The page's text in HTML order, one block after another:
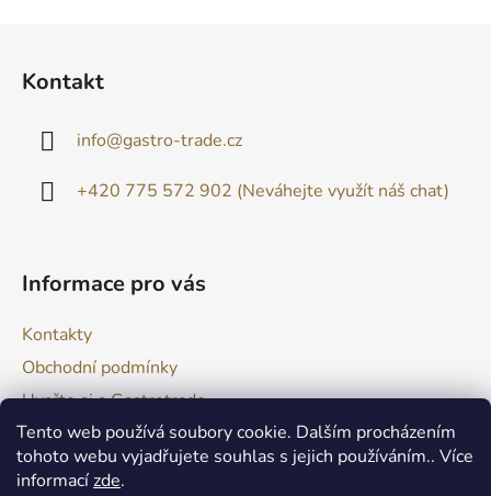
Tento web používá soubory cookie. Dalším procházením
tohoto webu vyjadřujete souhlas s jejich používáním.. Více
informacízde.
Kontakt
info@gastro-trade.cz
+420 775 572 902 (Neváhejte využít náš chat)
Informace pro vás
Kontakty
Obchodní podmínky
Uvařte si s Gastrotrade
Naše produkty - Tipy a triky
Reklamace zboží